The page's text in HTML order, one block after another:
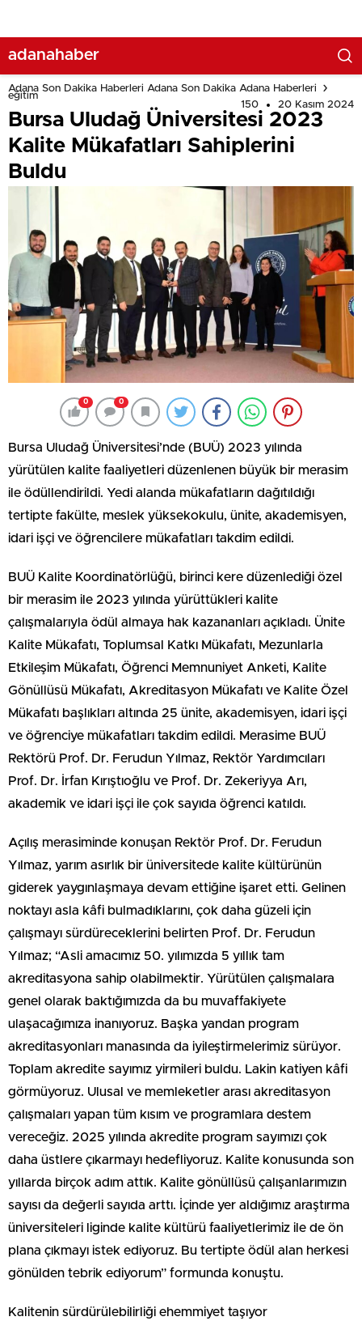
adanahaber
Adana Son Dakika Haberleri Adana Son Dakika Adana Haberleri
eğitim
150
20 Kasım 2024
Bursa Uludağ Üniversitesi 2023
Kalite Mükafatları Sahiplerini
Buldu
0 0
Bursa Uludağ Üniversitesi’nde (BUÜ) 2023 yılında
yürütülen kalite faaliyetleri düzenlenen büyük bir merasim
ile ödüllendirildi. Yedi alanda mükafatların dağıtıldığı
tertipte fakülte, meslek yüksekokulu, ünite, akademisyen,
idari işçi ve öğrencilere mükafatları takdim edildi.
BUÜ Kalite Koordinatörlüğü, birinci kere düzenlediği özel
bir merasim ile 2023 yılında yürüttükleri kalite
çalışmalarıyla ödül almaya hak kazananları açıkladı. Ünite
Kalite Mükafatı, Toplumsal Katkı Mükafatı, Mezunlarla
Etkileşim Mükafatı, Öğrenci Memnuniyet Anketi, Kalite
Gönüllüsü Mükafatı, Akreditasyon Mükafatı ve Kalite Özel
Mükafatı başlıkları altında 25 ünite, akademisyen, idari işçi
ve öğrenciye mükafatları takdim edildi. Merasime BUÜ
Rektörü Prof. Dr. Ferudun Yılmaz, Rektör Yardımcıları
Prof. Dr. İrfan Kırıştıoğlu ve Prof. Dr. Zekeriyya Arı,
akademik ve idari işçi ile çok sayıda öğrenci katıldı.
Açılış merasiminde konuşan Rektör Prof. Dr. Ferudun
Yılmaz, yarım asırlık bir üniversitede kalite kültürünün
giderek yaygınlaşmaya devam ettiğine işaret etti. Gelinen
noktayı asla kâfi bulmadıklarını, çok daha güzeli için
çalışmayı sürdüreceklerini belirten Prof. Dr. Ferudun
Yılmaz; “Asli amacımız 50. yılımızda 5 yıllık tam
akreditasyona sahip olabilmektir. Yürütülen çalışmalara
genel olarak baktığımızda da bu muvaffakiyete
ulaşacağımıza inanıyoruz. Başka yandan program
akreditasyonları manasında da iyileştirmelerimiz sürüyor.
Toplam akredite sayımız yirmileri buldu. Lakin katiyen kâfi
görmüyoruz. Ulusal ve memleketler arası akreditasyon
çalışmaları yapan tüm kısım ve programlara destem
vereceğiz. 2025 yılında akredite program sayımızı çok
daha üstlere çıkarmayı hedefliyoruz. Kalite konusunda son
yıllarda birçok adım attık. Kalite gönüllüsü çalışanlarımızın
sayısı da değerli sayıda arttı. İçinde yer aldığımız araştırma
üniversiteleri liginde kalite kültürü faaliyetlerimiz ile de ön
plana çıkmayı istek ediyoruz. Bu tertipte ödül alan herkesi
gönülden tebrik ediyorum” formunda konuştu.
Kalitenin sürdürülebilirliği ehemmiyet taşıyor